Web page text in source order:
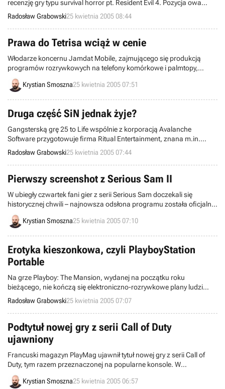
recenzję gry typu survival horror pt. Resident Evil 4. Pozycja owa
przeznaczona jest dla stacjonarnej platformy Nintendo GameCube i
otrzymała rekomendację GRY-OnLine. Proste odzwierciedlenie
bardzo wysokiej jakości niniejszego produktu stanowi ciągle
rosnąca liczba sprzedanych egzemplarzy. Właśnie został osiągnięty
Radosław Grabowski25 kwietnia 2005 08:44
Prawa do Tetrisa wciąż w cenie
Włodarze koncernu Jamdat Mobile, zajmującego się produkcją
programów rozrywkowych na telefony komórkowe i palmtopy,
postanowili utrudnić życie rywalom z branży. Przed kilkoma dniami,
firma dokonała przejęcia konkurencyjnego producenta, studio Blue
komórki. I to przez 15 lat.
Krystian Smoszna25 kwietnia 2005 07:51
Druga część SiN jednak żyje?
Gangsterską grę 25 to Life wspólnie z korporacją Avalanche
Software przygotowuje firma Ritual Entertainment, znana m.in.
dzięki pozycji typu FPS o nazwie SiN z 1998 roku. Swego czasu
planowano wypuszczenie sequela tego ostatniego produktu, ale
prace developerskie zarzucono przed niespełna dwoma laty.
Niewykluczone jednak, że pomysł uległ reaktywacji.
Radosław Grabowski25 kwietnia 2005 07:44
Pierwszy screenshot z Serious Sam II
W ubiegły czwartek fani gier z serii Serious Sam doczekali się
historycznej chwili – najnowsza odsłona programu została oficjalnie
zapowiedziana. Dzisiaj mamy dla Was kolejną dobrą wiadomość –
w sieci pojawił się pierwszy screenshot.
Krystian Smoszna25 kwietnia 2005 07:10
Erotyka kieszonkowa, czyli PlayboyStation
Portable
Na grze Playboy: The Mansion, wydanej na początku roku
bieżącego, nie kończą się elektroniczno-rozrywkowe plany ludzi
Hugh Hefnera. Markę spod znaku charakterystycznego króliczka
związano teraz bowiem z kieszonkową konsolą PSP, uruchamiając
niezwykły internetowy serwis z materiałami o tematyce erotycznej.
Radosław Grabowski25 kwietnia 2005 07:07
Podtytuł nowej gry z serii Call of Duty
ujawniony
Francuski magazyn PlayMag ujawnił tytuł nowej gry z serii Call of
Duty, tym razem przeznaczonej na popularne konsole. W
zapowiedziach prasowych firmy Activision, od dłuższego czasu
przewijają się informacje na temat nie jednego, ale dwóch
Krystian Smoszna25 kwietnia 2005 06:57